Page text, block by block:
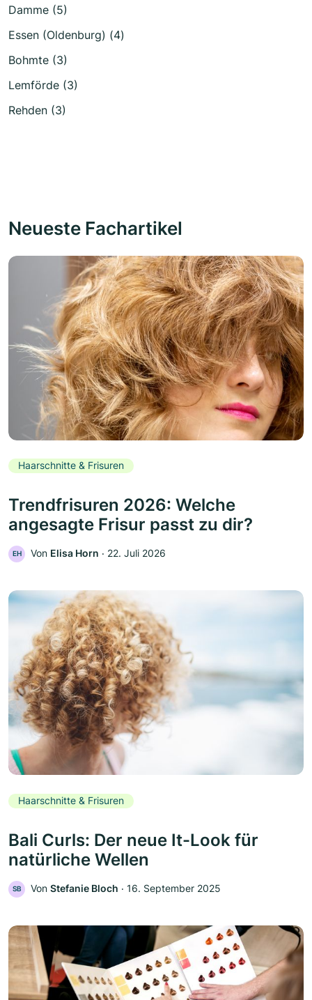
Damme (5)
Essen (Oldenburg) (4)
Bohmte (3)
Lemförde (3)
Rehden (3)
Neueste Fachartikel
Haarschnitte & Frisuren
Trendfrisuren 2026: Welche
angesagte Frisur passt zu dir?
EH Von Elisa Horn ‧ 22. Juli 2026
Haarschnitte & Frisuren
Bali Curls: Der neue It-Look für
natürliche Wellen
SB Von Stefanie Bloch ‧ 16. September 2025